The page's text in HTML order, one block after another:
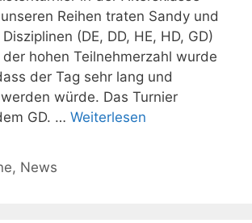
Reihen traten Sandy und
(DE, DD, HE, HD, GD)
hohen Teilnehmerzahl wurde
der Tag sehr lang und
würde. Das Turnier
GD. … Weiterlesen
, News